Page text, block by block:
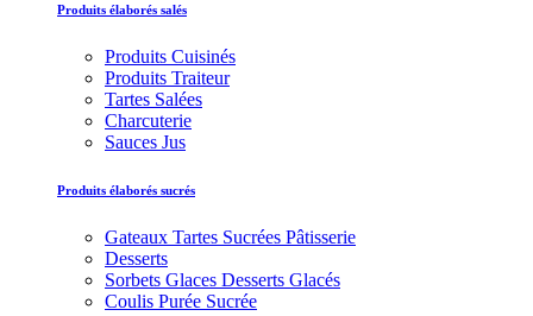
Produits élaborés salés
Produits Cuisinés
Produits Traiteur
Tartes Salées
Charcuterie
Sauces Jus
Produits élaborés sucrés
Gateaux Tartes Sucrées Pâtisserie
Desserts
Sorbets Glaces Desserts Glacés
Coulis Purée Sucrée